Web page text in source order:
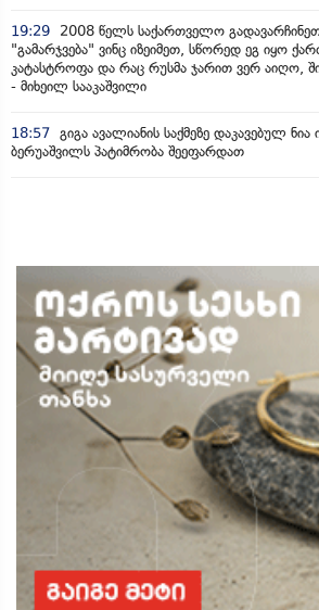
19:29
2008 წელს საქართველო
"გამარჯვება" ვინც იზეიმეთ, სწორედ ეგ იყო
კატასტროფა და რაც რუსმა ჯარით ვერ აიღო,
- მიხეილ სააკაშვილი
18:57 გიგა ავალიანის საქმეზე დაკავებულ ნია
ბერუაშვილს პატიმრობა შეეფარდათ